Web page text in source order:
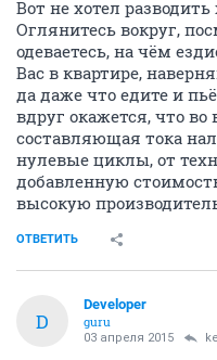
Вот не хотел разводить
Оглянитесь вокруг,
одеваетесь, на чём
Вас в квартире,
да даже что едите и
вдруг окажется, что
составляющая тока
нулевые циклы, от
добавленную
высокую
ОТВЕТИТЬ
D
Developer
guru
03 апреля 2015